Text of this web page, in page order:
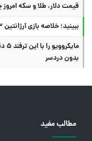
قیمت دلار، طلا و سکه امروز
ببینید؛ خلاصه بازی آرژانتین ۳ - مصر ۲ در جام جهانی
بدون دردسر
مطالب مفید